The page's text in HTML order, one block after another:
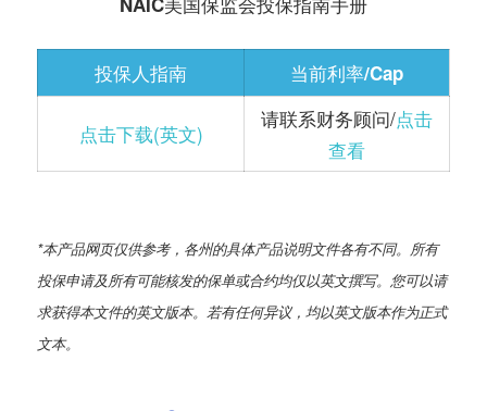
投保人指南 当前利率/Cap
点击下载(英文)
请联系财务顾问/点击
查看
*本产品网页仅供参考，各州的具体产品说明文件各有不同。所有
投保申请及所有可能核发的保单或合约均仅以英文撰写。您可以请
求获得本文件的英文版本。若有任何异议，均以英文版本作为正式
文本。